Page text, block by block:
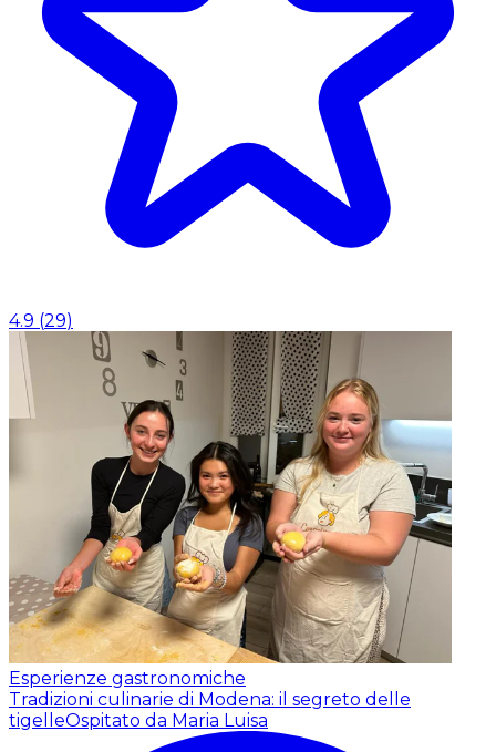
4.9 (29)
Esperienze gastronomiche
Tradizioni culinarie di Modena: il segreto delle
tigelleOspitato da Maria Luisa